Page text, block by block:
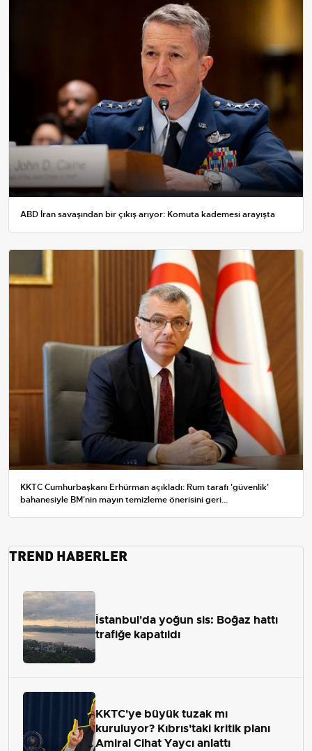
ABD İran savaşından bir çıkış arıyor: Komuta kademesi arayışta
KKTC Cumhurbaşkanı Erhürman açıkladı: Rum tarafı 'güvenlik'
bahanesiyle BM'nin mayın temizleme önerisini geri...
TREND HABERLER
İstanbul'da yoğun sis: Boğaz hattı
trafiğe kapatıldı
KKTC'ye büyük tuzak mı
kuruluyor? Kıbrıs'taki kritik planı
Amiral Cihat Yaycı anlattı